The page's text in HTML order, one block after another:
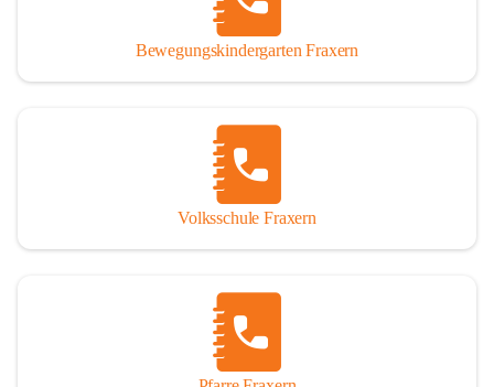
Bewegungskindergarten Fraxern
Volksschule Fraxern